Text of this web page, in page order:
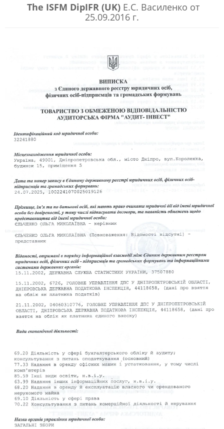
The ISFM DipIFR (UK) Е.С. Василенко от
25.09.2016 г.